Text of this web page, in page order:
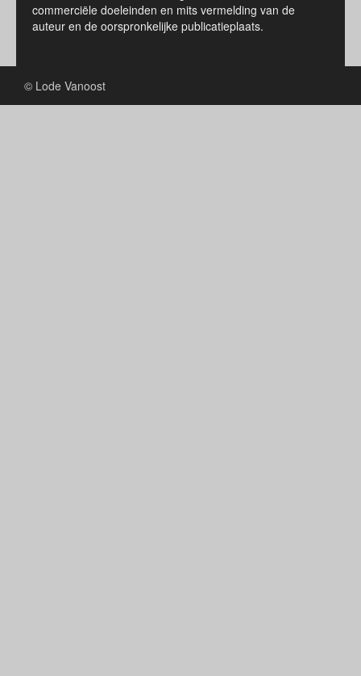
commerciële doeleinden en mits vermelding van de
auteur en de oorspronkelijke publicatieplaats.
© Lode Vanoost